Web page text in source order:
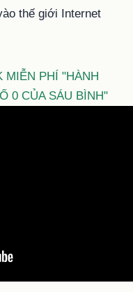
MIỄN PHÍ "HÀNH
0 CỦA SÁU BÌNH"